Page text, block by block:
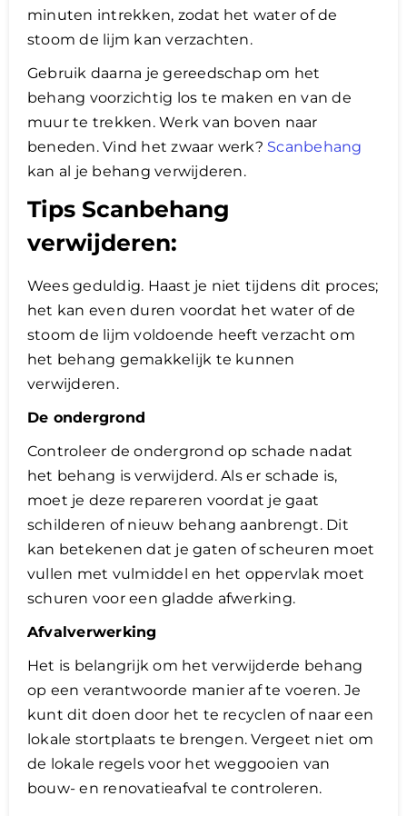
minuten intrekken, zodat het water of de
stoom de lijm kan verzachten.
Gebruik daarna je gereedschap om het
behang voorzichtig los te maken en van de
muur te trekken. Werk van boven naar
beneden. Vind het zwaar werk? Scanbehang
kan al je behang verwijderen.
Tips Scanbehang
verwijderen:
Wees geduldig. Haast je niet tijdens dit proces;
het kan even duren voordat het water of de
stoom de lijm voldoende heeft verzacht om
het behang gemakkelijk te kunnen
verwijderen.
De ondergrond
Controleer de ondergrond op schade nadat
het behang is verwijderd. Als er schade is,
moet je deze repareren voordat je gaat
schilderen of nieuw behang aanbrengt. Dit
kan betekenen dat je gaten of scheuren moet
vullen met vulmiddel en het oppervlak moet
schuren voor een gladde afwerking.
Afvalverwerking
Het is belangrijk om het verwijderde behang
op een verantwoorde manier af te voeren. Je
kunt dit doen door het te recyclen of naar een
lokale stortplaats te brengen. Vergeet niet om
de lokale regels voor het weggooien van
bouw- en renovatieafval te controleren.